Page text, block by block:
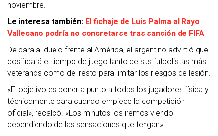
noviembre.
Le interesa también: El fichaje de Luis Palma al Rayo
Vallecano podría no concretarse tras sanción de FIFA
De cara al duelo frente al América, el argentino advirtió que
dosificará el tiempo de juego tanto de sus futbolistas más
veteranos como del resto para limitar los riesgos de lesión.
«El objetivo es poner a punto a todos los jugadores física y
técnicamente para cuando empiece la competición
oficial», recalcó. «Los minutos los iremos viendo
dependiendo de las sensaciones que tengan».